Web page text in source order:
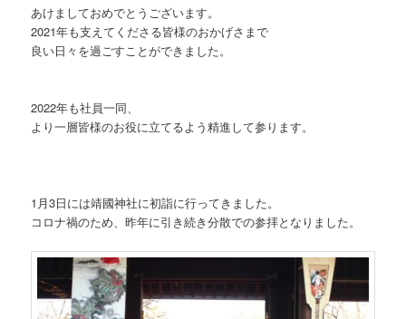
あけましておめでとうございます。
2021年も支えてくださる皆様のおかげさまで
良い日々を過ごすことができました。
2022年も社員一同、
より一層皆様のお役に立てるよう精進して参ります。
1月3日には靖國神社に初詣に行ってきました。
コロナ禍のため、昨年に引き続き分散での参拝となりました。